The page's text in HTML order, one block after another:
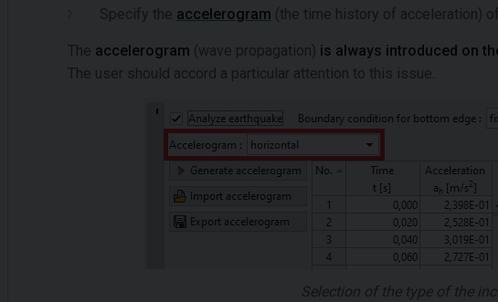
Specify the accelerogram (the time history of acceleration)
The accelerogram (wave propagation) is always introduced on
The user should accord a particular attention to this issue.
Selection of the type of the